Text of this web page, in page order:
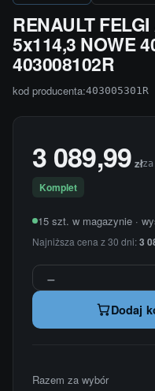
RENAULT
5x114,3 NOWE
403008102R
kod producenta:403005301R
3 089,99 zł
Komplet
15 szt. w magazynie ·
Najniższa cena z 30 dni:3
−
Dodaj
Razem za wybór